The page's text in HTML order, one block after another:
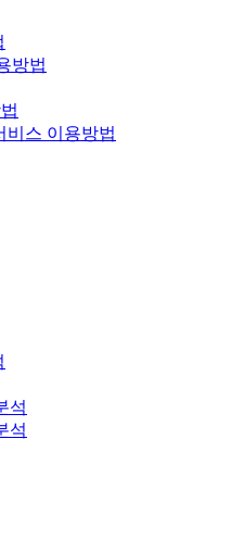
방법
비스 이용방법
석
석